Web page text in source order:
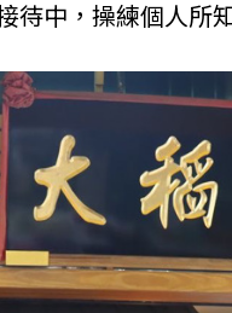
待中，操練個人